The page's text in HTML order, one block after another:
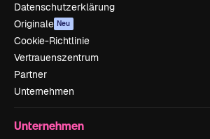
Datenschutzerklärung
Originale Neu
Cookie-Richtlinie
Vertrauenszentrum
Partner
Unternehmen
Unternehmen